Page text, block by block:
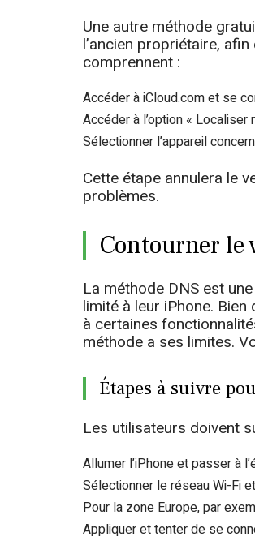
Une autre méthode
l’ancien propriétaire,
comprennent :
Accéder à iCloud.com et se
Accéder à l’option « Localiser
Sélectionner l’appareil
Cette étape annulera le
problèmes.
Contourner le
La méthode DNS est
limité à leur iPhone. Bien
à certaines
méthode a ses limites.
Étapes à suivre
Les utilisateurs doivent
Allumer l’iPhone et passer à
Sélectionner le réseau Wi-Fi
Pour la zone Europe, par
Appliquer et tenter de se